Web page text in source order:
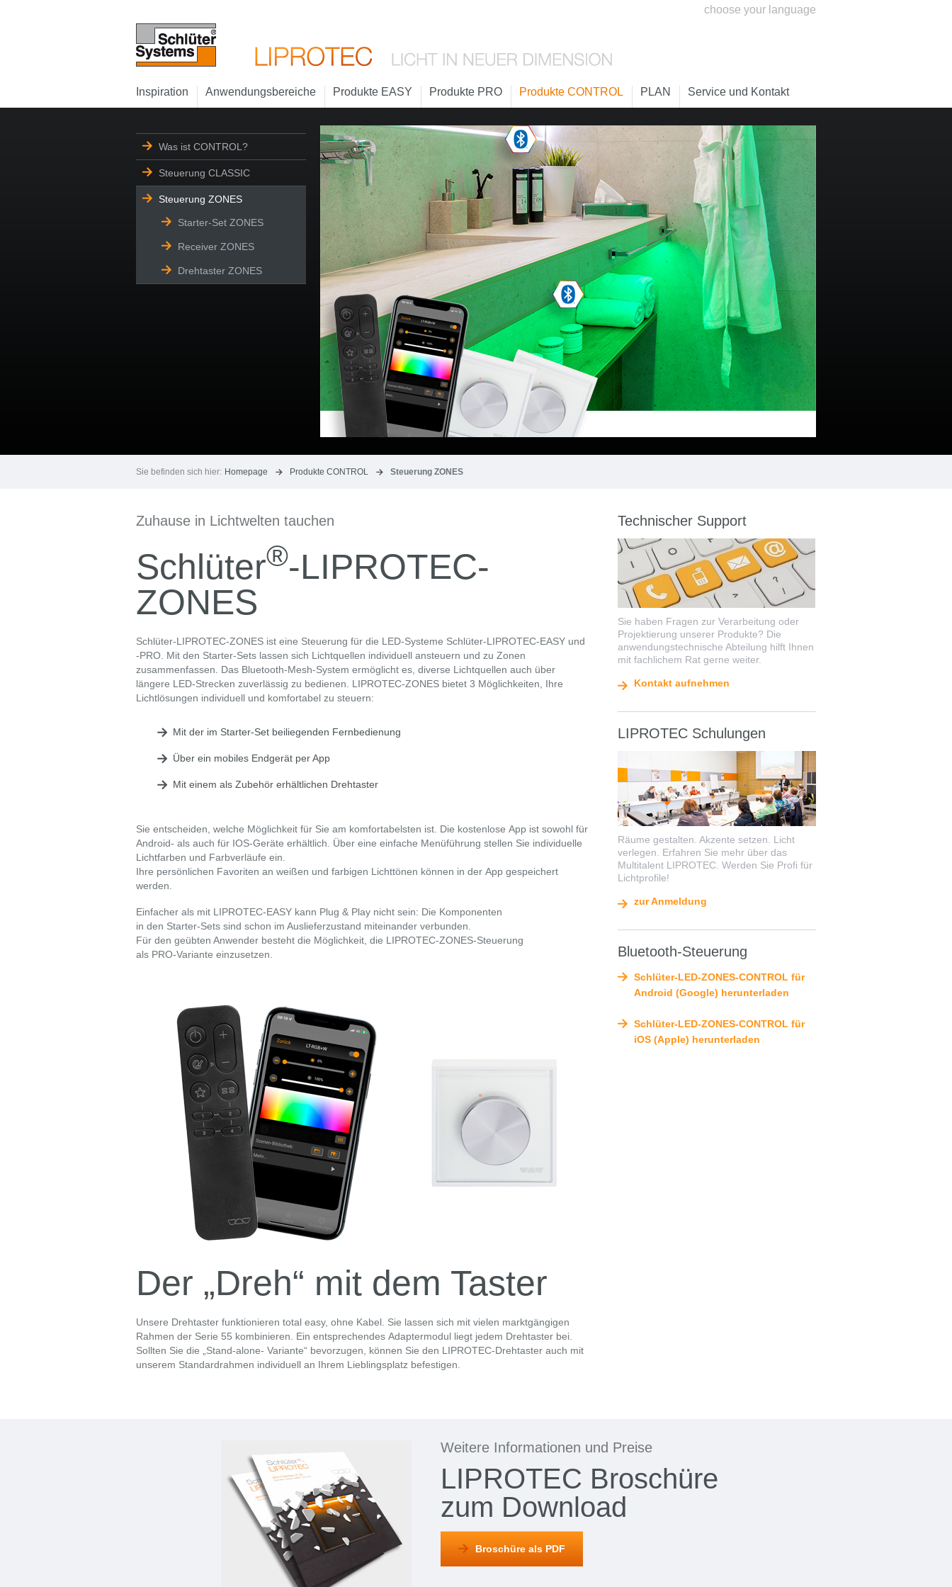
choose your language
Inspiration Anwendungsbereiche Produkte EASY Produkte PRO Produkte CONTROL PLAN Service und Kontakt
Was ist CONTROL?
Steuerung CLASSIC
Steuerung ZONES
Starter-Set ZONES
Receiver ZONES
Drehtaster ZONES
Sie befinden sich hier: Homepage Produkte CONTROL Steuerung ZONES
Zuhause in Lichtwelten tauchen
Schlüter®-LIPROTEC-
ZONES
Schlüter-LIPROTEC-ZONES ist eine Steuerung für die LED-Systeme Schlüter-LIPROTEC-EASY und
-PRO. Mit den Starter-Sets lassen sich Lichtquellen individuell ansteuern und zu Zonen
zusammenfassen. Das Bluetooth-Mesh-System ermöglicht es, diverse Lichtquellen auch über
längere LED-Strecken zuverlässig zu bedienen. LIPROTEC-ZONES bietet 3 Möglichkeiten, Ihre
Lichtlösungen individuell und komfortabel zu steuern:
Mit der im Starter-Set beiliegenden Fernbedienung
Über ein mobiles Endgerät per App
Mit einem als Zubehör erhältlichen Drehtaster
Sie entscheiden, welche Möglichkeit für Sie am komfortabelsten ist. Die kostenlose App ist sowohl für
Android- als auch für IOS-Geräte erhältlich. Über eine einfache Menüführung stellen Sie individuelle
Lichtfarben und Farbverläufe ein.
Ihre persönlichen Favoriten an weißen und farbigen Lichttönen können in der App gespeichert
werden.
Einfacher als mit LIPROTEC-EASY kann Plug & Play nicht sein: Die Komponenten
in den Starter-Sets sind schon im Auslieferzustand miteinander verbunden.
Für den geübten Anwender besteht die Möglichkeit, die LIPROTEC-ZONES-Steuerung
als PRO-Variante einzusetzen.
Der „Dreh“ mit dem Taster
Unsere Drehtaster funktionieren total easy, ohne Kabel. Sie lassen sich mit vielen marktgängigen
Rahmen der Serie 55 kombinieren. Ein entsprechendes Adaptermodul liegt jedem Drehtaster bei.
Sollten Sie die „Stand-alone- Variante“ bevorzugen, können Sie den LIPROTEC-Drehtaster auch mit
unserem Standardrahmen individuell an Ihrem Lieblingsplatz befestigen.
Technischer Support
Sie haben Fragen zur Verarbeitung oder
Projektierung unserer Produkte? Die
anwendungstechnische Abteilung hilft Ihnen
mit fachlichem Rat gerne weiter.
Kontakt aufnehmen
LIPROTEC Schulungen
Räume gestalten. Akzente setzen. Licht
verlegen. Erfahren Sie mehr über das
Multitalent LIPROTEC. Werden Sie Profi für
Lichtprofile!
zur Anmeldung
Bluetooth-Steuerung
Schlüter-LED-ZONES-CONTROL für
Android (Google) herunterladen
Schlüter-LED-ZONES-CONTROL für
iOS (Apple) herunterladen
Weitere Informationen und Preise
LIPROTEC Broschüre
zum Download
Broschüre als PDF